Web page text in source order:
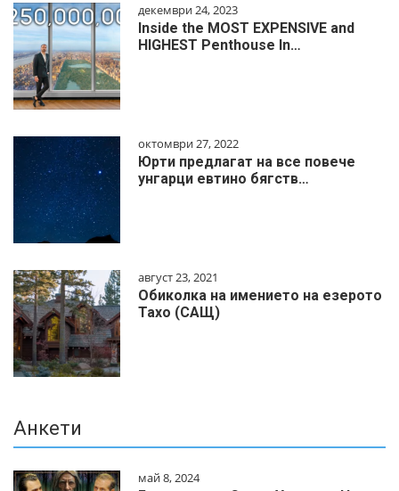
декември 24, 2023
Inside the MOST EXPENSIVE and
HIGHEST Penthouse In…
октомври 27, 2022
Юрти предлагат на все повече
унгарци евтино бягств…
август 23, 2021
Обиколка на имението на езерото
Тахо (САЩ)
Анкети
май 8, 2024